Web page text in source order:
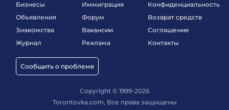
Бизнесы
Объявления
Знакомства
Журнал
Сообщить о проблеме
Иммиграция
Форум
Вакансии
Реклама
Конфиденциальность
Возврат средств
Соглашение
Контакты
Copyright © 1999-2026
Torontovka.com, Все права защищены